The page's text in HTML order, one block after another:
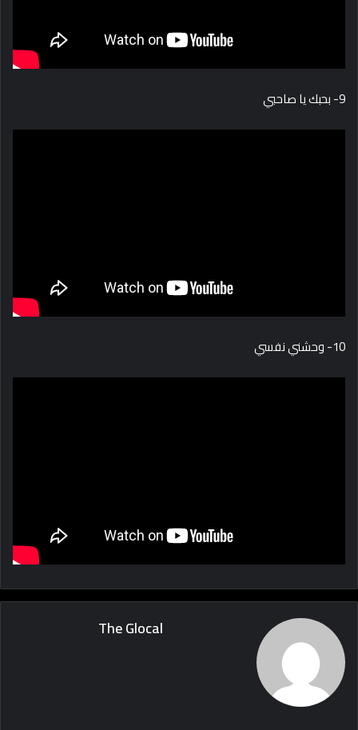
9- بحبك يا صاحبي
10- وحشني نفسي
The Glocal